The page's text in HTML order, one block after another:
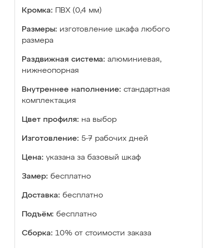
Кромка: ПВХ (0,4 мм)
Размеры: изготовление шкафа любого
размера
Раздвижная система: алюминиевая,
нижнеопорная
Внутреннее наполнение: стандартная
комплектация
Цвет профиля: на выбор
Изготовление: 5-7 рабочих дней
Цена: указана за базовый шкаф
Замер: бесплатно
Доставка: бесплатно
Подъём: бесплатно
Сборка: 10% от стоимости заказа